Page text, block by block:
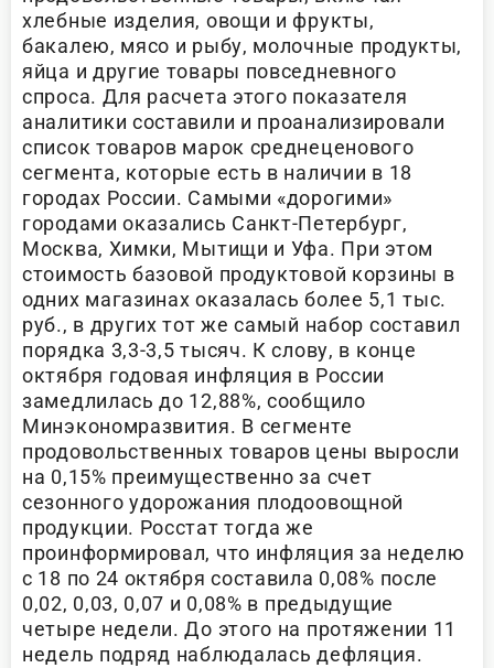
хлебные изделия, овощи и фрукты,
бакалею, мясо и рыбу, молочные продукты,
яйца и другие товары повседневного
спроса. Для расчета этого показателя
аналитики составили и проанализировали
список товаров марок среднеценового
сегмента, которые есть в наличии в 18
городах России. Самыми «дорогими»
городами оказались Санкт-Петербург,
Москва, Химки, Мытищи и Уфа. При этом
стоимость базовой продуктовой корзины в
одних магазинах оказалась более 5,1 тыс.
руб., в других тот же самый набор составил
порядка 3,3-3,5 тысяч. К слову, в конце
октября годовая инфляция в России
замедлилась до 12,88%, сообщило
Минэкономразвития. В сегменте
продовольственных товаров цены выросли
на 0,15% преимущественно за счет
сезонного удорожания плодоовощной
продукции. Росстат тогда же
проинформировал, что инфляция за неделю
с 18 по 24 октября составила 0,08% после
0,02, 0,03, 0,07 и 0,08% в предыдущие
четыре недели. До этого на протяжении 11
недель подряд наблюдалась дефляция.